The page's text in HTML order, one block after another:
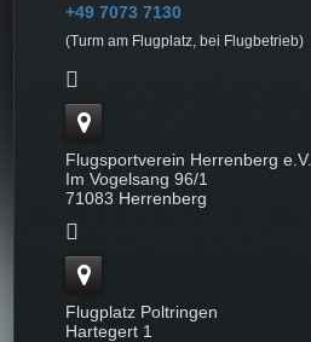
+49 7073 7130
(Turm am Flugplatz, bei Flugbetrieb)
Flugsportverein Herrenberg e.V.
Im Vogelsang 96/1
71083 Herrenberg
Flugplatz Poltringen
Hartegert 1